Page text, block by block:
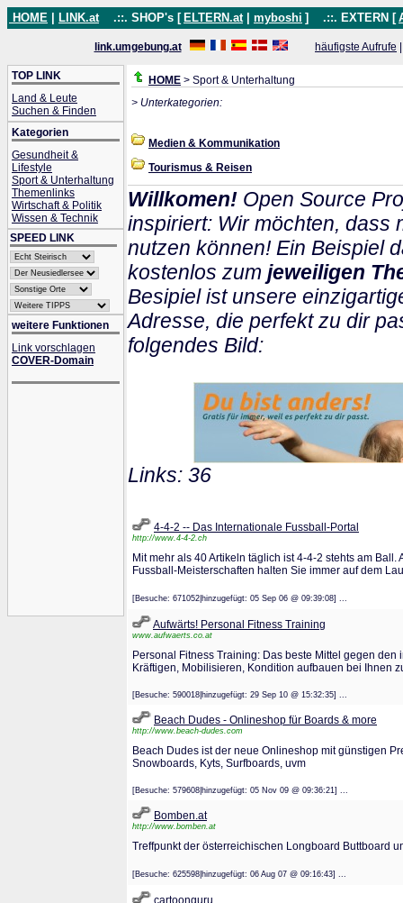
HOME LINK.at .::. SHOP's [ ELTERN.at myboshi ] .::. EXTERN [
link.umgebung.at häufigste Aufrufe
TOP LINK
Land & Leute
Suchen & Finden
Kategorien
Gesundheit &
Lifestyle
Sport & Unterhaltung
Themenlinks
Wirtschaft & Politik
Wissen & Technik
SPEED LINK
weitere Funktionen
Link vorschlagen
COVER-Domain
HOME > Sport & Unterhaltung
> Unterkategorien:
Medien & Kommunikation
Tourismus & Reisen
Willkomen! Open Source
inspiriert: Wir möchten, dass
nutzen können! Ein Beispiel
kostenlos zum jeweiligen
Besipiel ist unsere
Adresse, die perfekt zu dir
folgendes Bild:
Links: 36
4-4-2 -- Das Internationale Fussball-Portal
http://www.4-4-2.ch
Mit mehr als 40 Artikeln täglich ist 4-4-2 stehts am
Fussball-Meisterschaften halten Sie immer auf dem
[Besuche: 671052|hinzugefügt: 05 Sep 06 @ 09:39:08] ...
Aufwärts! Personal Fitness Training
www.aufwaerts.co.at
Personal Fitness Training: Das beste Mittel gegen den
Kräftigen, Mobilisieren, Kondition aufbauen bei Ihnen
[Besuche: 590018|hinzugefügt: 29 Sep 10 @ 15:32:35] ...
Beach Dudes - Onlineshop für Boards & more
http://www.beach-dudes.com
Beach Dudes ist der neue Onlineshop mit günstigen
Snowboards, Kyts, Surfboards, uvm
[Besuche: 579608|hinzugefügt: 05 Nov 09 @ 09:36:21] ...
Bomben.at
http://www.bomben.at
Treffpunkt der österreichischen Longboard Buttboard
[Besuche: 625598|hinzugefügt: 06 Aug 07 @ 09:16:43] ...
cartoonguru